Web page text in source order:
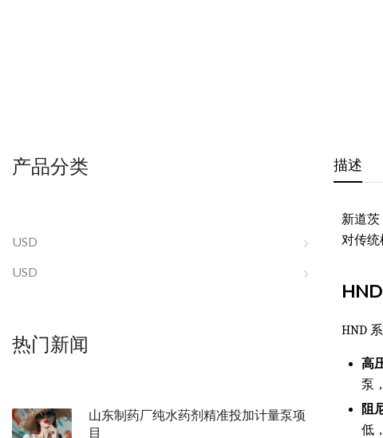
产品分类
USD
USD
热门新闻
山东制药厂纯水药剂精准投加计量泵项
目
描述
新道茨
对传统
HND
高
泵
阻
低